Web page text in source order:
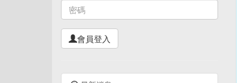
會員登入